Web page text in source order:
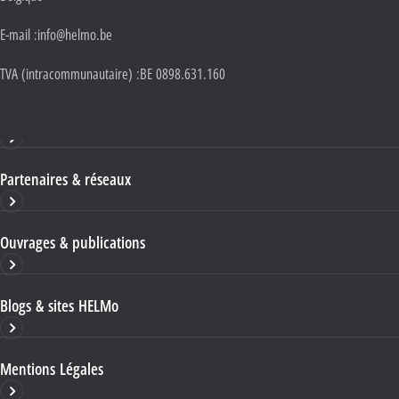
E-mail :info@helmo.be
TVA (intracommunautaire) :BE 0898.631.160
Partenaires & réseaux
Ouvrages & publications
Blogs & sites HELMo
Mentions Légales